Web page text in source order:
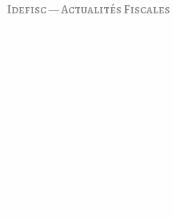
Idefisc — Actualités Fiscales